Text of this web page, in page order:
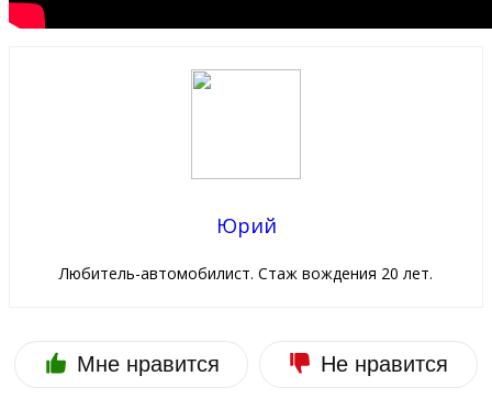
Юрий
Любитель-автомобилист. Стаж вождения 20 лет.
Мне нравится Не нравится